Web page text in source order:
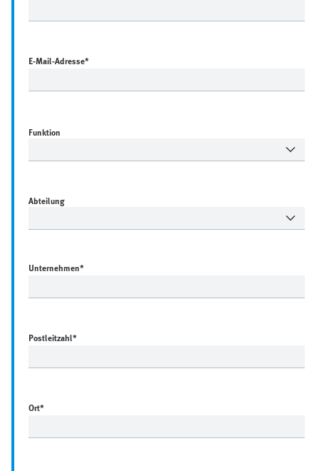
E-Mail-Adresse*
Funktion
Abteilung
Unternehmen*
Postleitzahl*
Ort*